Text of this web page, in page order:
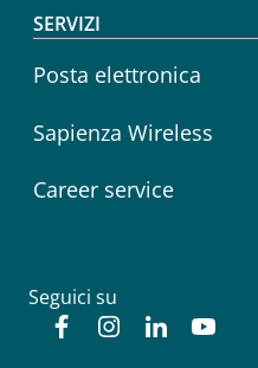
SERVIZI
Posta elettronica
Sapienza Wireless
Career service
Seguici su
FacebookInstagram
Linkedin